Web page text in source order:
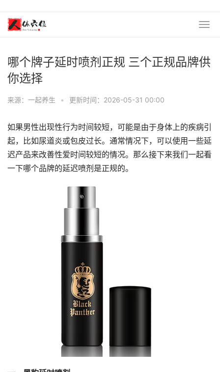
哪个牌子延时喷剂正规 三个正规品牌供
你选择
来源：一起养生 • 更新时间：2026-05-31 00:00
如果男性出现性行为时间较短，可能是由于身体上的疾病引
起，比如尿道炎或包皮过长。通常情况下，可以使用一些延
迟产品来改善性爱时间较短的情况。那么接下来我们一起看
一下哪个品牌的延迟喷剂是正规的。